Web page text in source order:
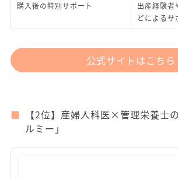
購入後の特別サポート
出産経験者
どによるサ
公式サイトはこちら
【2位】産婦人科医×管理栄養士
ルミー」